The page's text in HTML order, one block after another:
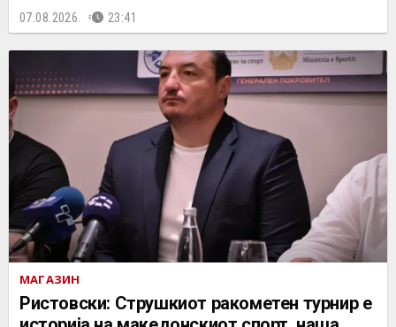
07.08.2026. 23:41
МАГАЗИН
Ристовски: Струшкиот ракометен турнир е